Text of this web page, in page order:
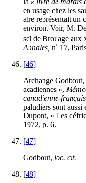
en usage chez les
aire représentait un
environ. Voir, M.
sel de Brouage aux
Annales, n˚ 17,
[46]
Archange Godbout,
acadiennes »,
canadienne-
paludiers sont aussi
Dupont, « Les
1972, p. 6.
[47]
Godbout, loc. cit.
[48]